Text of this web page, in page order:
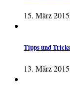
15. März 2015
Tipps und
13. März 2015